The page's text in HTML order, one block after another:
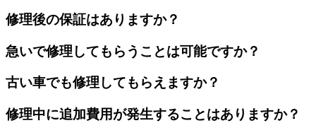
修理後の保証はありますか？
急いで修理してもらうことは可能ですか？
古い車でも修理してもらえますか？
修理中に追加費用が発生することはありますか？